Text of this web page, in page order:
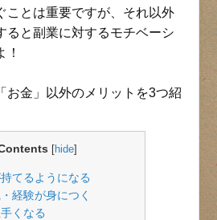
ことは重要ですが、それ以外
ると副業に対するモチベーシ
！
お金」以外のメリットを3つ紹
hide]
てるようになる
経験が身につく
くなる